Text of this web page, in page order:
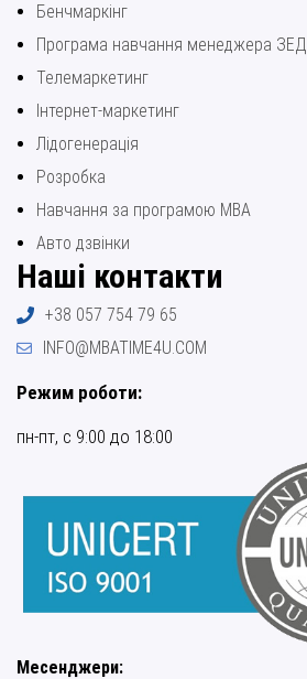
Бенчмаркінг
Програма навчання менеджера ЗЕД
Телемаркетинг
Інтернет-маркетинг
Лідогенерація
Розробка
Навчання за програмою МВА
Авто дзвінки
Наші контакти
+38 057 754 79 65
INFO@MBATIME4U.COM
Режим роботи:
пн-пт, с 9:00 до 18:00
Месенджери: